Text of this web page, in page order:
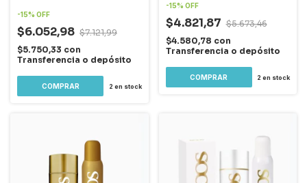
-15% OFF
$6.052,98 $7.121,99
$5.750,33 con
Transferencia o depósito
2 en stock
-15% OFF
$4.821,87 $5.673,46
$4.580,78 con
Transferencia o depósito
2 en stock